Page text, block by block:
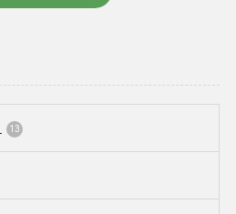
13